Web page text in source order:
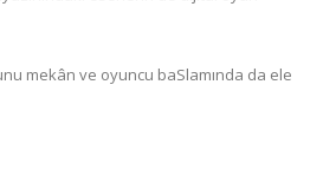
mekân ve oyuncu baSlamında da ele